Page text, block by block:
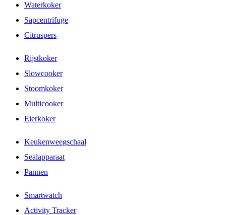
Waterkoker
Sapcentrifuge
Citruspers
Rijstkoker
Slowcooker
Stoomkoker
Multicooker
Eierkoker
Keukenweegschaal
Sealapparaat
Pannen
Smartwatch
Activity Tracker